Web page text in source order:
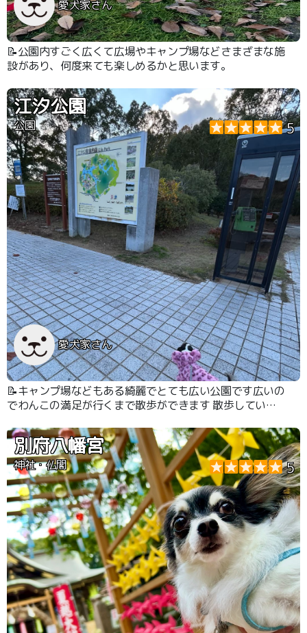
愛犬家さん
📝公園内すごく広くて広場やキャンプ場などさまざまな施
設があり、何度来ても楽しめるかと思います。
江汐公園
公園 5
愛犬家さん
📝キャンプ場などもある綺麗でとても広い公園です広いの
でわんこの満足が行くまで散歩ができます 散歩している
別府八幡宮
神社・仏閣 5